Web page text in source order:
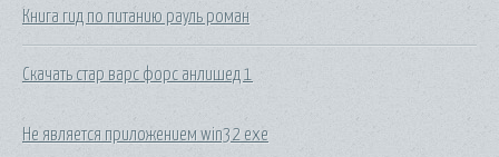
Книга гид по питанию рауль роман
Скачать стар варс форс анлишед 1
Не является приложением win32 exe